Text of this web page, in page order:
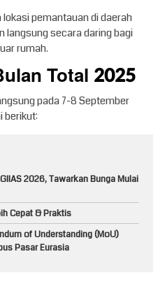
pemantauan di daerah
langsung secara daring bagi
rumah.
Total 2025
pada 7-8 September
berikut:
2026, Tawarkan Bunga Mulai
Cepat & Praktis
of Understanding (MoU)
Pasar Eurasia